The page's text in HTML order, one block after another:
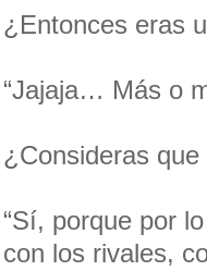
¿Entonces eras
“Jajaja… Más o
¿Consideras
“Sí, porque por
con los rivales,